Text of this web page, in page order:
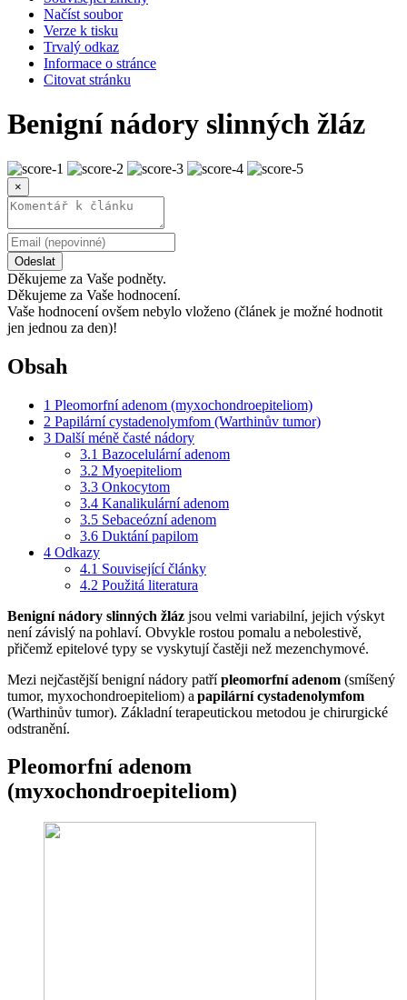
Načíst soubor
Verze k tisku
Trvalý odkaz
Informace o stránce
Citovat stránku
Benigní nádory slinných žláz
×
Odeslat
Děkujeme za Vaše podněty.
Děkujeme za Vaše hodnocení.
Vaše hodnocení ovšem nebylo vloženo (článek je možné hodnotit
jen jednou za den)!
Obsah
1 Pleomorfní adenom (myxochondroepiteliom)
2 Papilární cystadenolymfom (Warthinův tumor)
3 Další méně časté nádory
3.1 Bazocelulární adenom
3.2 Myoepiteliom
3.3 Onkocytom
3.4 Kanalikulární adenom
3.5 Sebaceózní adenom
3.6 Duktání papilom
4 Odkazy
4.1 Související články
4.2 Použitá literatura
Benigní nádory slinných žláz jsou velmi variabilní, jejich výskyt
není závislý na pohlaví. Obvykle rostou pomalu a nebolestivě,
přičemž epitelové typy se vyskytují častěji než mezenchymové.
Mezi nejčastější benigní nádory patřípleomorfní adenom (smíšený
tumor, myxochondroepiteliom) a papilární cystadenolymfom
(Warthinův tumor). Základní terapeutickou metodou je chirurgické
odstranění.
Pleomorfní adenom
(myxochondroepiteliom)